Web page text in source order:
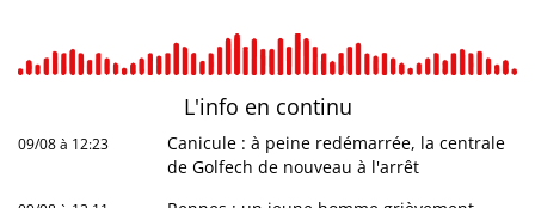
L'info en continu
09/08 à 12:23
Canicule : à peine redémarrée, la centrale
de Golfech de nouveau à l'arrêt